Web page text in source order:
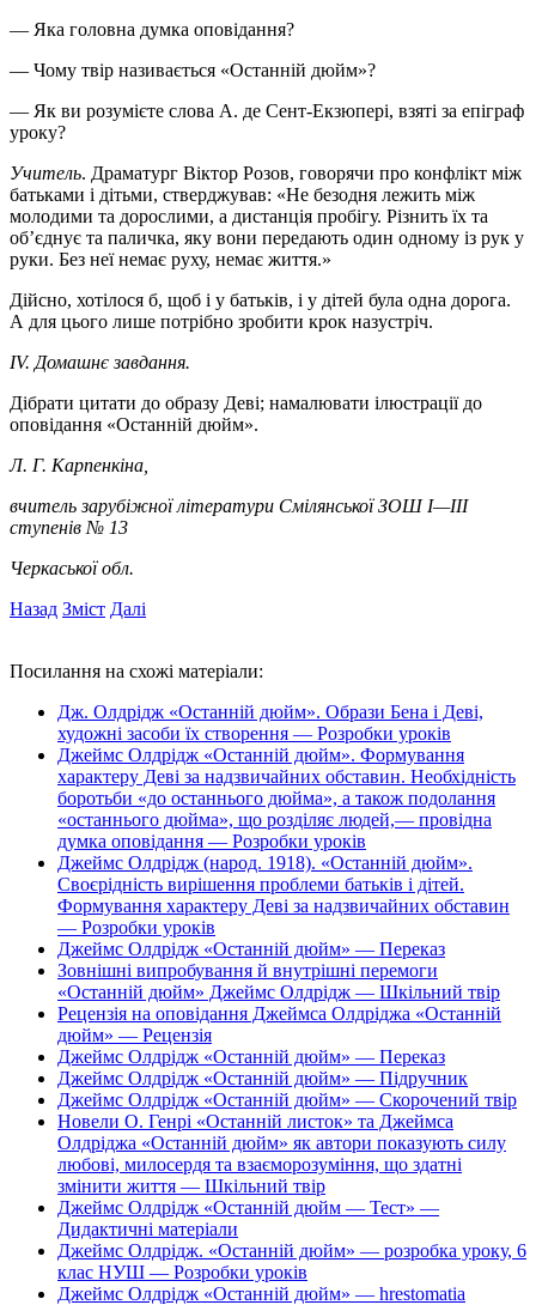
— Яка головна думка оповідання?
— Чому твір називається «Останній дюйм»?
— Як ви розумієте слова А. де Сент-Екзюпері, взяті за епіграф
уроку?
Учитель. Драматург Віктор Розов, говорячи про конфлікт між
батьками і дітьми, стверджував: «Не безодня лежить між
молодими та дорослими, а дистанція пробігу. Різнить їх та
об’єднує та паличка, яку вони передають один одному із рук у
руки. Без неї немає руху, немає життя.»
Дійсно, хотілося б, щоб і у батьків, і у дітей була одна дорога.
А для цього лише потрібно зробити крок назустріч.
IV. Домашнє завдання.
Дібрати цитати до образу Деві; намалювати ілюстрації до
оповідання «Останній дюйм».
Л. Г. Карпенкіна,
вчитель зарубіжної літератури Смілянської ЗОШ І—ІІІ
ступенів № 13
Черкаської обл.
Назад Зміст Далі
Посилання на схожі матеріали:
Дж. Олдрідж «Останній дюйм». Образи Бена і Деві,
художні засоби їх створення — Розробки уроків
Джеймс Олдрідж «Останній дюйм». Формування
характеру Деві за надзвичайних обставин. Необхідність
боротьби «до останнього дюйма», а також подолання
«останнього дюйма», що розділяє людей,— провідна
думка оповідання — Розробки уроків
Джеймс Олдрідж (народ. 1918). «Останній дюйм».
Своєрідність вирішення проблеми батьків і дітей.
Формування характеру Деві за надзвичайних обставин
— Розробки уроків
Джеймс Олдрідж «Останній дюйм» — Переказ
Зовнішні випробування й внутрішні перемоги
«Останній дюйм» Джеймс Олдрідж — Шкільний твір
Рецензія на оповідання Джеймса Олдріджа «Останній
дюйм» — Рецензія
Джеймс Олдрідж «Останній дюйм» — Переказ
Джеймс Олдрідж «Останній дюйм» — Підручник
Джеймс Олдрідж «Останній дюйм» — Скорочений твір
Новели О. Генрі «Останній листок» та Джеймса
Олдріджа «Останній дюйм» як автори показують силу
любові, милосердя та взаєморозуміння, що здатні
змінити життя — Шкільний твір
Джеймс Олдрідж «Останній дюйм — Тест» —
Дидактичні матеріали
Джеймс Олдрідж. «Останній дюйм» — розробка уроку, 6
клас НУШ — Розробки уроків
Джеймс Олдрідж «Останній дюйм» — hrestomatia